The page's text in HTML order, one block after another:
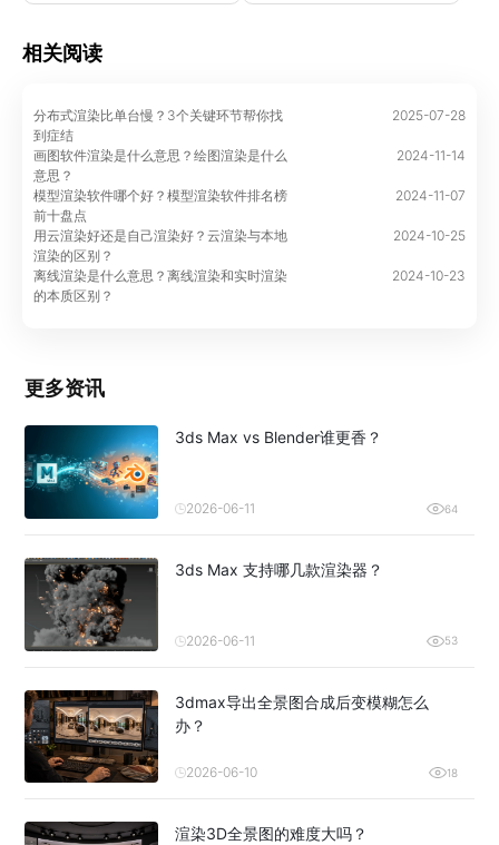
相关阅读
分布式渲染比单台慢？3个关键环节帮你找
到症结
2025-07-28
画图软件渲染是什么意思？绘图渲染是什么
意思？
2024-11-14
模型渲染软件哪个好？模型渲染软件排名榜
前十盘点
2024-11-07
用云渲染好还是自己渲染好？云渲染与本地
渲染的区别？
2024-10-25
离线渲染是什么意思？离线渲染和实时渲染
的本质区别？
2024-10-23
更多资讯
3ds Max vs Blender谁更香？
2026-06-11 64
3ds Max 支持哪几款渲染器？
2026-06-11 53
3dmax导出全景图合成后变模糊怎么
办？
2026-06-10 18
渲染3D全景图的难度大吗？